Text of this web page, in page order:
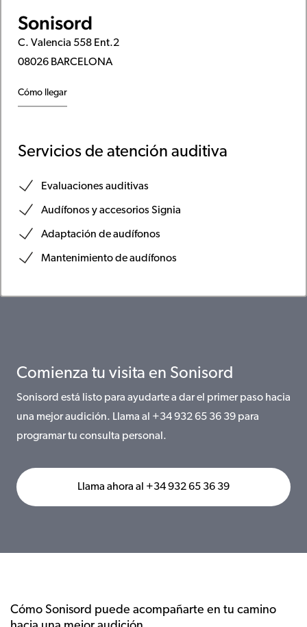
Sonisord
C. Valencia 558 Ent.2
08026 BARCELONA
Cómo llegar
Servicios de atención auditiva
Evaluaciones auditivas
Audífonos y accesorios Signia
Adaptación de audífonos
Mantenimiento de audífonos
Comienza tu visita en Sonisord
Sonisord está listo para ayudarte a dar el primer paso hacia
una mejor audición. Llama al +34 932 65 36 39 para
programar tu consulta personal.
Llama ahora al +34 932 65 36 39
Cómo Sonisord puede acompañarte en tu camino